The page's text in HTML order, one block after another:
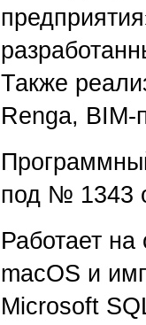
Также
Renga, BIM-
под № 1343
Работает
macOS и
Microsoft